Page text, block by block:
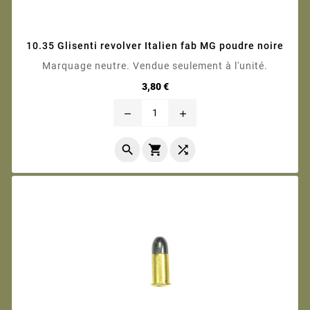
10.35 Glisenti revolver Italien fab MG poudre noire
Marquage neutre. Vendue seulement à l'unité.
3,80 €Prix
remove add
  